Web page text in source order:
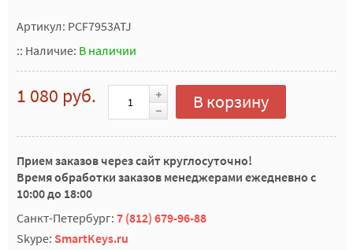
Артикул: PCF7953ATJ
:: Наличие: В наличии
1 080 руб. В корзину
Прием заказов через сайт круглосуточно!
Время обработки заказов менеджерами ежедневно с
10:00 до 18:00
Санкт-Петербург: 7 (812) 679-96-88
Skype: SmartKeys.ru